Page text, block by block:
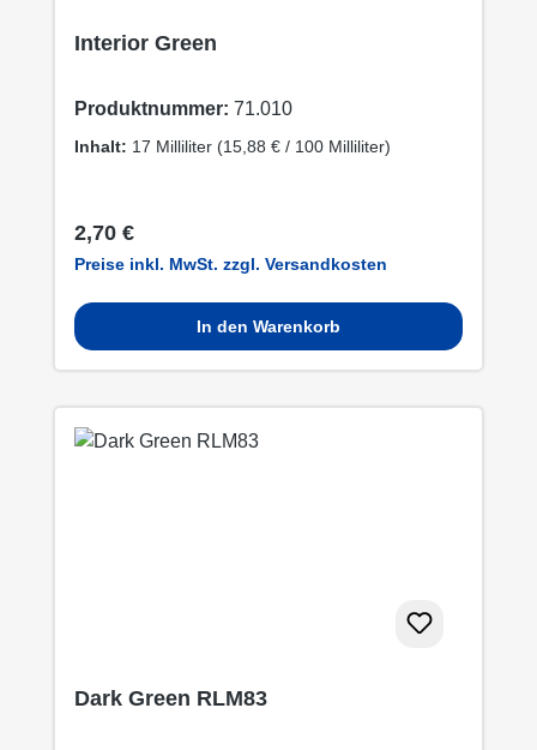
Interior Green
Produktnummer: 71.010
Inhalt: 17 Milliliter (15,88 € / 100 Milliliter)
Regulärer Preis:
2,70 €
Preise inkl. MwSt. zzgl. Versandkosten
In den Warenkorb
Dark Green RLM83